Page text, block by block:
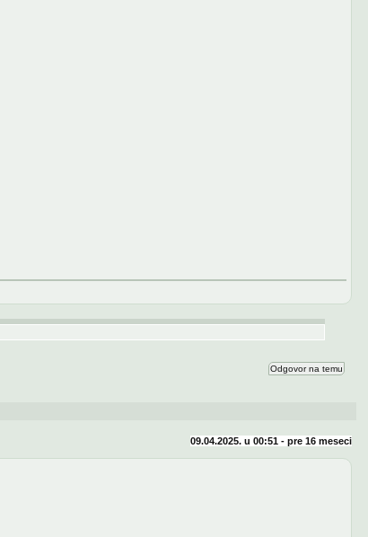
Odgovor na temu
09.04.2025. u 00:51 - pre 16 meseci